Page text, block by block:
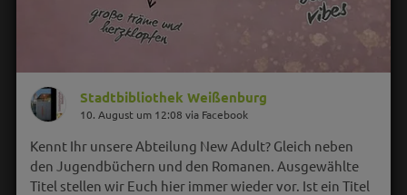
Stadtbibliothek Weißenburg
10. August um 12:08 via Facebook
Kennt Ihr unsere Abteilung New Adult? Gleich neben
den Jugendbüchern und den Romanen. Ausgewählte
Titel stellen wir Euch hier immer wieder vor. Ist ein Titel